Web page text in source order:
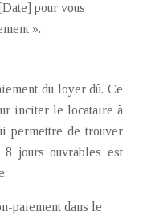
pour vous
».
du loyer dû. Ce
inciter le locataire à
permettre de trouver
jours ouvrables est
paiement dans le